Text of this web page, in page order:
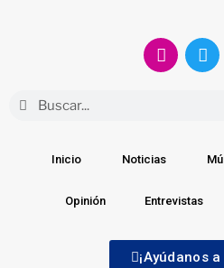
Inicio Noticias
Opinión Entrevistas
¡Ayúdanos